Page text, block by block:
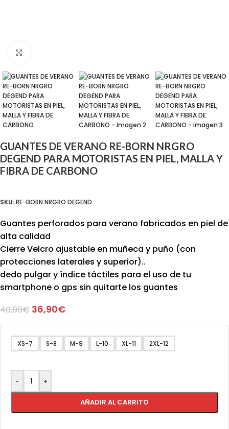
GUANTES DE VERANO RE-BORN NRGRO
DEGEND PARA MOTORISTAS EN PIEL, MALLA Y
FIBRA DE CARBONO
SKU:RE-BORN NRGRO DEGEND
Guantes perforados para verano fabricados en piel de
alta calidad
Cierre Velcro ajustable en muñeca y puño (con
protecciones laterales y superior)..
dedo pulgar y ìndice táctiles para el uso de tu
smartphone o gps sin quitarte los guantes
40,90€ 36,90€
XS-7 S-8 M-9 L-10 XL-11 2XL-12
- +
AÑADIR AL CARRITO